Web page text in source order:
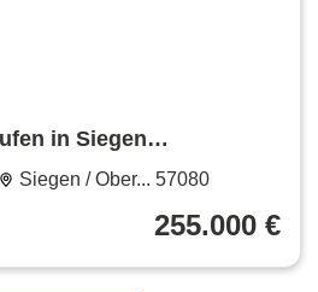
in Siegen
€ 137.01 m²
Siegen / Ober... 57080
255.000 €